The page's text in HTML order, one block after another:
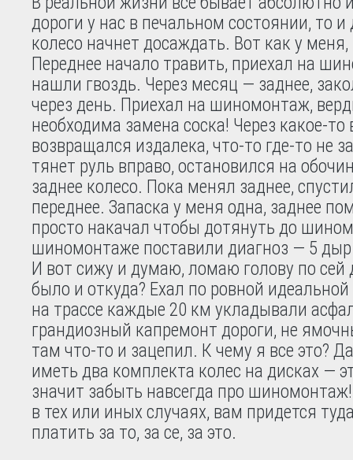
дороги у нас в печальном состоянии, то и
колесо начнет досаждать. Вот как у
Переднее начало травить, приехал на
нашли гвоздь. Через месяц — заднее,
через день. Приехал на шиномонтаж,
необходима замена соска! Через какое-то
возвращался издалека, что-то где-то не
тянет руль вправо, остановился на
заднее колесо. Пока менял заднее,
переднее. Запаска у меня одна, заднее
просто накачал чтобы дотянуть до
шиномонтаже поставили диагноз — 5 дыр
И вот сижу и думаю, ломаю голову по сей
было и откуда? Ехал по ровной идеальной
на трассе каждые 20 км укладывали
грандиозный капремонт дороги, не
там что-то и зацепил. К чему я все это?
иметь два комплекта колес на дисках —
значит забыть навсегда про
в тех или иных случаях, вам придется
платить за то, за се, за это.